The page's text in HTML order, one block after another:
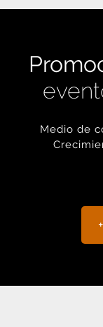
Medio de